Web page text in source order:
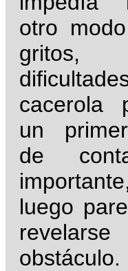
otro
cacerola
un
de
luego
obstáculo.